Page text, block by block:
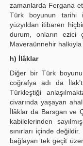
zamanlarda Fergana
Türk boyunun tarihi
yüzyıldan itibaren
durum, onların ezici
Maveraünnehir halkıyla
h) İlâklar
Diğer bir Türk
coğrafya adı da
Türkleştiği
civarında yaşayan
İlâklar da Barsgan ve
kabilelerinden
sınırları içinde
bağlayan tek geçit